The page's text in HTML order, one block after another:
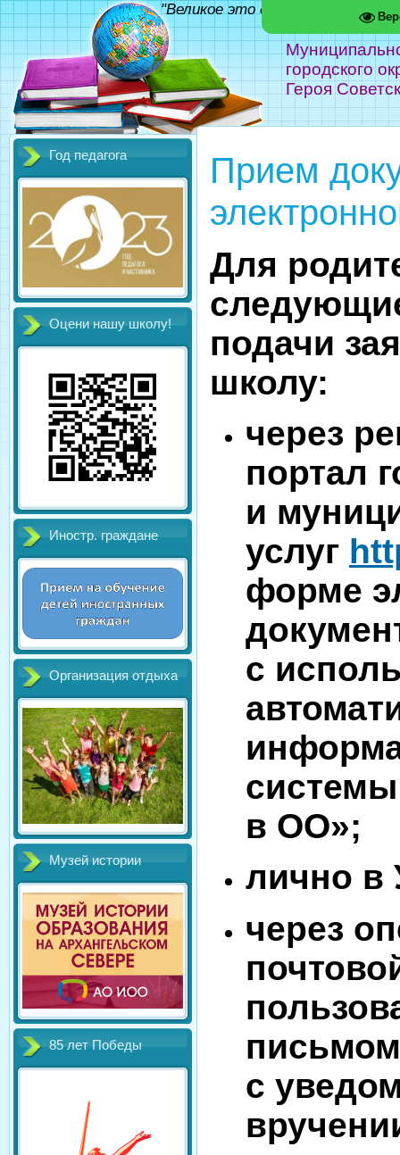
городского
Героя
"Великое это дело - школа!"
Год педагога
Оцени нашу школу!
Иностр. граждане
Организация отдыха
Музей истории
85 лет Победы
Прием
Для
подачи
школу:
через
портал
и
услуг
форме
с
в ОО»;
лично в
через
письмом
с